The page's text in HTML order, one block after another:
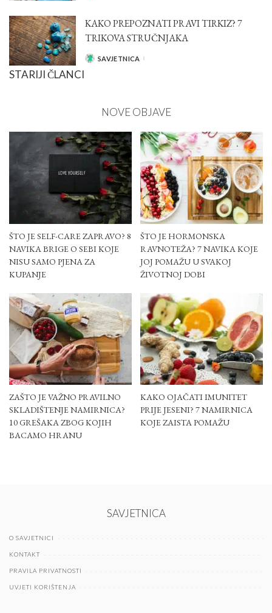
KAKO PREPOZNATI PRAVI TIRKIZ? 7
TRIKOVA STRUČNJAKA
POSTED
SAVJETNICA
STARIJI ČLANCI
NOVE OBJAVE
ŠTO JE SELF-CARE ZAPRAVO? 8
NAVIKA BRIGE O SEBI KOJE
NISU SAMO PJENA ZA
KUPANJE
ŠTO JE HORMONSKA
RAVNOTEŽA? 7 NAVIKA KOJE
JOJ POMAŽU U SVAKOJ
ŽIVOTNOJ DOBI
ZAŠTO JE VAŽNO PRAVILNO
SKLADIŠTENJE NAMIRNICA?
10 GREŠAKA ZBOG KOJIH
BACAMO HRANU
KAKO OJAČATI IMUNITET
PRIJE JESENI? 7 NAMIRNICA
KOJE ZAISTA POMAŽU
SAVJETNICA
O SAVJETNICI
KONTAKT
PRAVILA PRIVATNOSTI
UVJETI KORIŠTENJA